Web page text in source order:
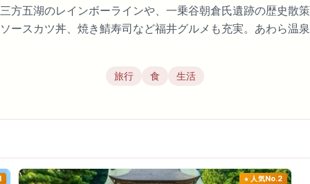
方五湖のレインボーラインや、一乗谷朝倉氏遺跡の歴史散
ースカツ丼、焼き鯖寿司など福井グルメも充実。あわら温
旅行 食 生活
人気No.2